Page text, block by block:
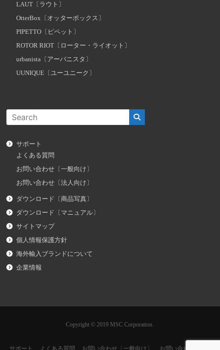
LAUT〔ラウト〕
OtterBox〔オッターボックス〕
PIPETTO〔ピペット〕
ROTOR RIOT〔ローター・ライオット〕
urbanista〔アーバニスタ〕
UUNIQUE〔ユーユニーク〕
サポート
よくある質問
お問い合わせ〔一般向け〕
お問い合わせ〔法人向け〕
ダウンロード〔商品写真〕
ダウンロード〔マニュアル〕
サイトマップ
個人情報保護方針
海外輸入ブランドについて
企業情報
Copyright © 2019 MSC Corporation.
サポート よくある質問 お問い合わせ〔一般向け〕 お問い合わせ〔法人